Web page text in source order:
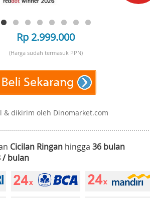
Rp 2.999.000
(Harga sudah termasuk PPN)
& dikirim oleh Dinomarket.com
Cicilan Ringan hingga 36 bulan
/ bulan